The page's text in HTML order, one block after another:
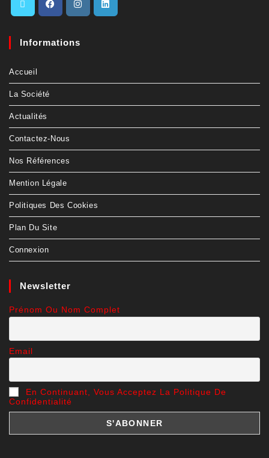
Informations
Accueil
La Société
Actualités
Contactez-Nous
Nos Références
Mention Légale
Politiques Des Cookies
Plan Du Site
Connexion
Newsletter
Prénom Ou Nom Complet
Email
En Continuant, Vous Acceptez La Politique De
Confidentialité